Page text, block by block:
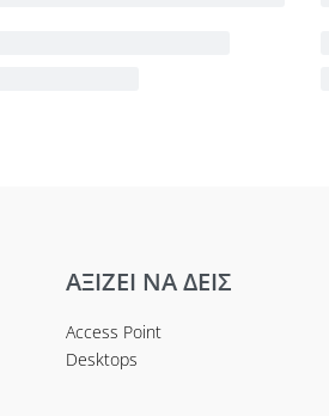
ΑΞΙΖΕΙ ΝΑ ΔΕΙΣ
Access Point
Desktops